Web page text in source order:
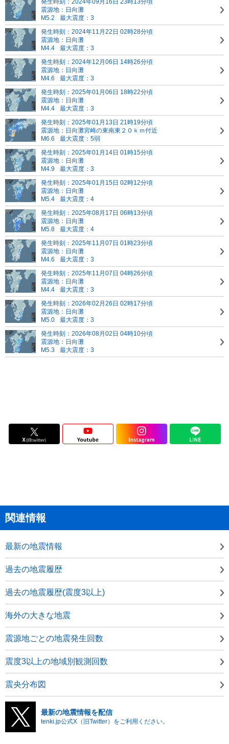
発生時刻：2024年09月16日 23時13分頃
震源地：日向灘
M5.2
最大震度：3
発生時刻：2024年11月22日 02時28分頃
震源地：日向灘
M4.4
最大震度：3
発生時刻：2024年12月06日 14時26分頃
震源地：日向灘
M4.6
最大震度：3
発生時刻：2025年01月06日 18時22分頃
震源地：日向灘
M4.4
最大震度：3
発生時刻：2025年01月13日 21時19分頃
震源地：日向灘宮崎の東南東２０ｋｍ付近
M6.6
最大震度：5弱
発生時刻：2025年01月14日 01時15分頃
震源地：日向灘
M4.9
最大震度：3
発生時刻：2025年01月15日 02時12分頃
震源地：日向灘
M5.4
最大震度：4
発生時刻：2025年08月17日 06時13分頃
震源地：日向灘
M5.8
最大震度：4
発生時刻：2025年11月07日 01時23分頃
震源地：日向灘
M4.6
最大震度：3
発生時刻：2025年11月07日 04時26分頃
震源地：日向灘
M4.4
最大震度：3
発生時刻：2026年02月26日 02時17分頃
震源地：日向灘
M5.0
最大震度：3
発生時刻：2026年08月02日 04時10分頃
震源地：日向灘
M5.3
最大震度：3
関連情報
最新の地震情報
過去の地震履歴
過去の地震履歴(震度3以上)
海外の大きな地震
震源地ごとの地震発生回数
震度3以上の地域別観測回数
震央分布図
最新の地震情報を配信
tenki.jp公式X（旧Twitter）をご利用ください。